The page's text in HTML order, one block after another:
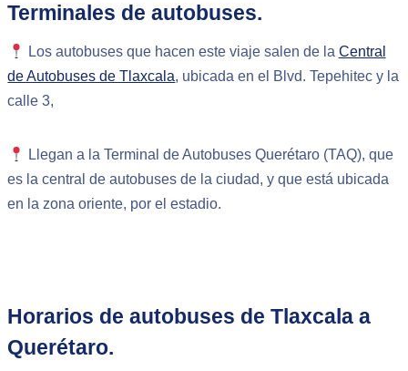
Terminales de autobuses.
Los autobuses que hacen este viaje salen de la Central
de Autobuses de Tlaxcala, ubicada en el Blvd. Tepehitec y la
calle 3,
Llegan a la Terminal de Autobuses Querétaro (TAQ), que
es la central de autobuses de la ciudad, y que está ubicada
en la zona oriente, por el estadio.
Horarios de autobuses de Tlaxcala a
Querétaro.